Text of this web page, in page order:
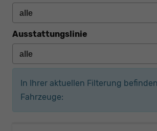
Ausstattungslinie
In Ihrer aktuellen Filterung
Fahrzeuge: